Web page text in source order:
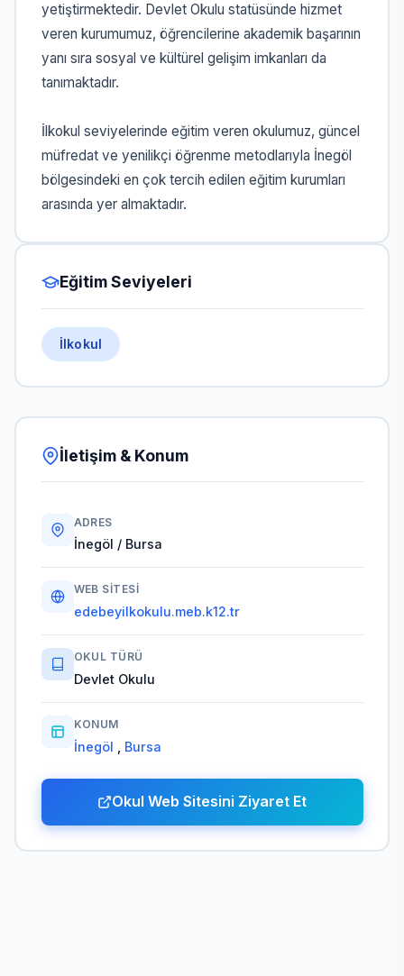
yetiştirmektedir. Devlet Okulu statüsünde hizmet
veren kurumumuz, öğrencilerine akademik başarının
yanı sıra sosyal ve kültürel gelişim imkanları da
tanımaktadır.
İlkokul seviyelerinde eğitim veren okulumuz, güncel
müfredat ve yenilikçi öğrenme metodlarıyla İnegöl
bölgesindeki en çok tercih edilen eğitim kurumları
arasında yer almaktadır.
Eğitim Seviyeleri
İlkokul
İletişim & Konum
ADRES
İnegöl / Bursa
WEB SITESI
edebeyilkokulu.meb.k12.tr
OKUL TÜRÜ
Devlet Okulu
KONUM
İnegöl Bursa
Okul Web Sitesini Ziyaret Et